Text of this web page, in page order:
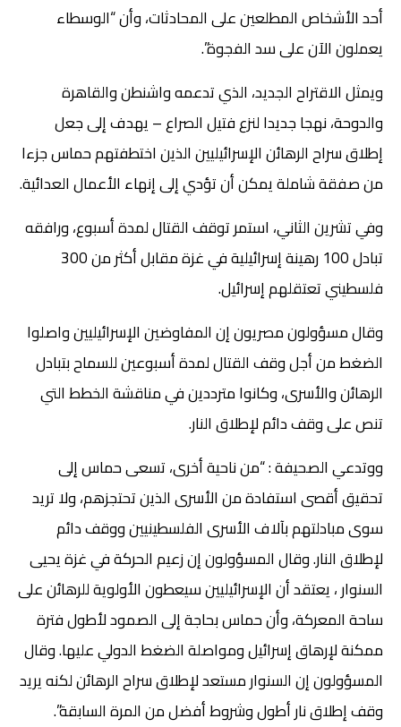
أحد الأشخاص المطلعين على المحادثات، وأن “الوسطاء
يعملون الآن على سد الفجوة”.
ويمثل الاقتراح الجديد، الذي تدعمه واشنطن والقاهرة
والدوحة، نهجا جديدا لنزع فتيل الصراع – يهدف إلى جعل
إطلاق سراح الرهائن الإسرائيليين الذين اختطفتهم حماس جزءا
من صفقة شاملة يمكن أن تؤدي إلى إنهاء الأعمال العدائية.
وفي تشرين الثاني، استمر توقف القتال لمدة أسبوع، ورافقه
تبادل 100 رهينة إسرائيلية في غزة مقابل أكثر من 300
فلسطيني تعتقلهم إسرائيل.
وقال مسؤولون مصريون إن المفاوضين الإسرائيليين واصلوا
الضغط من أجل وقف القتال لمدة أسبوعين للسماح بتبادل
الرهائن والأسرى، وكانوا مترددين في مناقشة الخطط التي
تنص على وقف دائم لإطلاق النار.
ووتدعي الصحيفة : “من ناحية أخرى، تسعى حماس إلى
تحقيق أقصى استفادة من الأسرى الذين تحتجزهم، ولا تريد
سوى مبادلتهم بآلاف الأسرى الفلسطينيين ووقف دائم
لإطلاق النار. وقال المسؤولون إن زعيم الحركة في غزة يحيى
السنوار ، يعتقد أن الإسرائيليين سيعطون الأولوية للرهائن على
ساحة المعركة، وأن حماس بحاجة إلى الصمود لأطول فترة
ممكنة لإرهاق إسرائيل ومواصلة الضغط الدولي عليها. وقال
المسؤولون إن السنوار مستعد لإطلاق سراح الرهائن لكنه يريد
وقف إطلاق نار أطول وشروط أفضل من المرة السابقة”.